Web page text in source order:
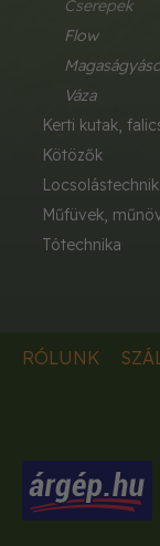
cserepek
flow
váza
kerti kutak,
kötözők
műfüvek,
tótechnika
RÓLUNK